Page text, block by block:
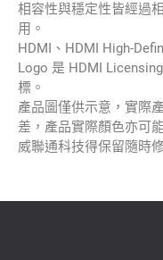
相容性與穩定性皆經過
用。
HDMI、HDMI High-
Logo 是 HDMI
標。
產品圖僅供示意，實際
差，產品實際顏色亦可
威聯通科技得保留隨時